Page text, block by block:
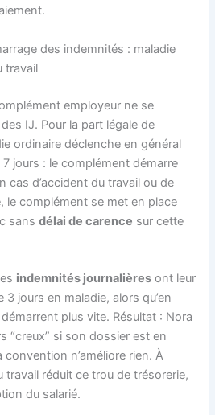
des indemnités : maladie
travail
employeur ne se
IJ. Pour la part légale de
ordinaire déclenche en général
7 jours : le complément démarre
cas d’accident du travail ou de
le complément se met en place
sansdélai de carence sur cette
indemnités journalières ont leur
jours en maladie, alors qu’en
plus vite. Résultat : Nora
“creux” si son dossier est en
convention n’améliore rien. À
travail réduit ce trou de trésorerie,
du salarié.